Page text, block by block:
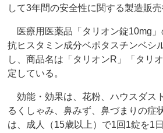
して3年間の安全性に関する製造販売
医療用医薬品「タリオン錠10mg」
抗ヒスタミン成分ベポタスチンベシ
し、商品名は「タリオンR」「タリ
定している。
効能・効果は、花粉、ハウスダス
るくしゃみ、鼻みず、鼻づまりの症
は、成人（15歳以上）で1回1錠を1